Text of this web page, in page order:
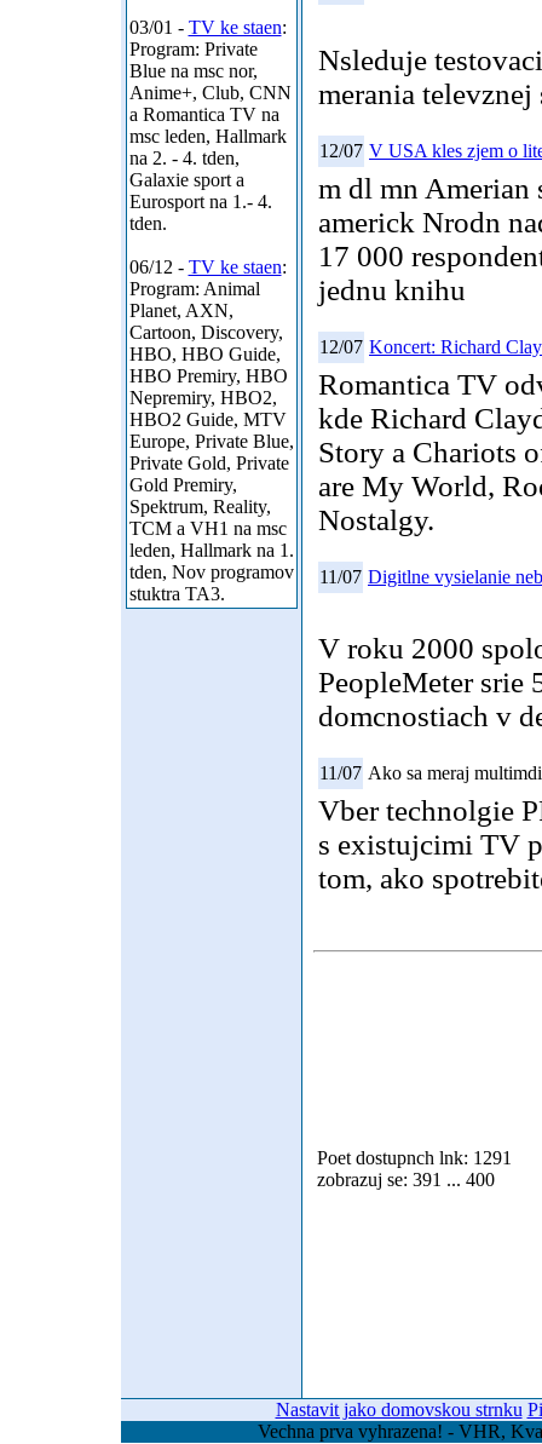
03/01 - TV ke staen:
Program: Private
Blue na msc nor,
Anime+, Club, CNN
a Romantica TV na
msc leden, Hallmark
na 2. - 4. tden,
Galaxie sport a
Eurosport na 1.- 4.
tden.
06/12 - TV ke staen:
Program: Animal
Planet, AXN,
Cartoon, Discovery,
HBO, HBO Guide,
HBO Premiry, HBO
Nepremiry, HBO2,
HBO2 Guide, MTV
Europe, Private Blue,
Private Gold, Private
Gold Premiry,
Spektrum, Reality,
TCM a VH1 na msc
leden, Hallmark na 1.
tden, Nov programov
stuktra TA3.
Nsleduje
merania
12/07 V USA kles zjem o
m dl mn Amerian
americk Nrodn
17 000
jednu knihu
12/07 Koncert: Richard
Romantica TV
kde Richard
Story a Chariots
are My World,
Nostalgy.
11/07 Digitlne vysielanie
V roku 2000
PeopleMeter srie
domcnostiach v
11/07 Ako sa meraj
Vber technolgie
s existujcimi TV
tom, ako
Poet dostupnch lnk: 1291
zobrazuj se: 391 ... 400
Nastavit jako domovskou strnku
Vechna prva vyhrazena! - VHR,